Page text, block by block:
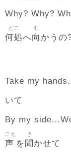
Why? Why?
何処
どこ
へ向
む
かうの
Take my
いて
By my
声
こえ
を 聞
き
かせて